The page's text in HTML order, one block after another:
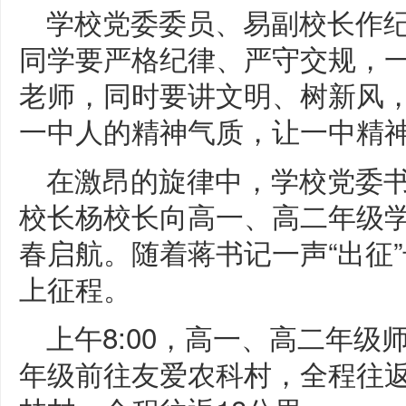
学校党委委员、易副校长作
同学要严格纪律、严守交规，
老师，同时要讲文明、树新风
一中人的精神气质，让一中精
在激昂的旋律中，学校党委
校长杨校长向高一、高二年级
春启航。随着蒋书记一声“出
上征程。
上午8:00，高一、高二年级
年级前往友爱农科村，全程往